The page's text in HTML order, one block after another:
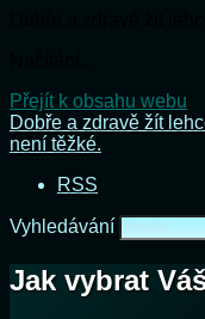
Přejít k obsahu webu
Dobře a zdravě žít
není těžké.
RSS
Vyhledávání
Jak vybrat